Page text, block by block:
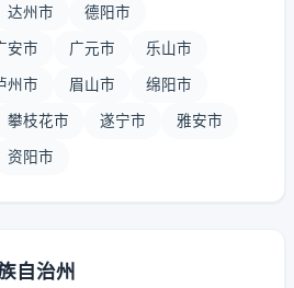
达州市 德阳市
安市 广元市 乐山市
州市 眉山市 绵阳市
攀枝花市 遂宁市 雅安市
资阳市
自治州